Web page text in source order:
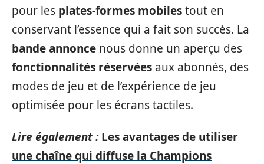
pour les plates-formes mobilestout en
conservant l’essence qui a fait son succès. La
bande annonce nous donne un aperçu des
fonctionnalités réservées aux abonnés, des
modes de jeu et de l’expérience de jeu
optimisée pour les écrans tactiles.
Lire également : Les avantages de utiliser
une chaîne qui diffuse la Champions